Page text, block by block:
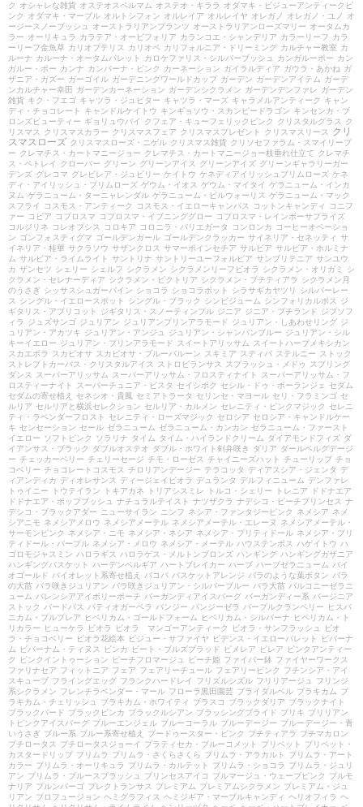
ク
オシャレな雑貨 オステオスペルマム オステオ・キララ
オダマキ・ビジューアンティークピ
ンク
オダマキ・マーブル オルトシフォン オルレイア オルレイヤ オレガノ オレガノ・ユノ
オ
ージースノーブッシュ
オーストラリアンプランツ オーストラリアンローズマリー オータムカ
ラー オーリキュラ カラテア・オービフォリア カランコエ・シャンデリア カラーリーフ カラ
ーリーフ金魚草 カリオプテリス カリオペ カリフォルニア・ドリーミング カルチャー教室 カ
ルーナ カルーナ・オータムパレット カロケファリス・シルバーブッシュ カンガルーポー カン
ガルー・ポー カンナ カンパーナ・ピンク カーネーション ガイラルディア ガウラ・あかね ガ
ザニア・ガズー ガーゴイル ガーデニングワールドカップ ガーデン ガーデンアイテム ガーデ
ンカルチャー幸田
ガーデンカーネーション ガーデンシクラメン ガーデンデンファレ ガーデン
雑貨 キク・フエゴ キャツラ・ジュピター キャツラ・マーズ キャラメルアンティーク
キャン
ディ・チョコレート
キャンドルケイトウ キンギョソウ・スカンピードラゴン キンセンカ・ブ
ロンズビューティー ギョリュウバイ クフェア・キューフェリックピンク クリスタルグラス
ク
リスマス
クリスマスカラー クリスマスフェア クリスマスプレゼント クリスマスリース
クリ
スマスローズ クリスマスローズ・ニゲル クリスマス雑貨 クリソセファラム・スマイリープ
ー クレマチス・カートマニージョー クレマチス・カートマニージョー枝垂れ仕立て クレマチ
ス・ペトレイ
クローバー グリーン グリーンアイス グリーンアイズ グリーンギャラリーガー
デンズ グレコマ グレビレア・ジュビリー ケイトウ ケネディアイリッシュプリムローズ ケネ
ディ・アイリッシュ・プリムローズ ゲウム・イオス ゲウム・マイタイ ゲラニューム・インカ
ヌム ゲラニューム・ターニャレンダル ゲラニューム・ビルウォーリス ゲラニューム・マック
スフライ
コスモス・アンティーク コスモス・イエローキャンパス コットンキャンディ
コニフ
ァー
コピア コプロスマ コプロスマ・イブニンググロー
コプロスマ・レインボーサプライズ
コルジリネ
コレオプシス コロキア コロニラ・バリエガータ コンロンカ
コーヒーオベーショ
ン ゴンフォスティグマ ゴールデンガール ゴールデンクラッカー サイネリア・セネッティ サ
イネリア・桂華 サクラソウ サザンクロス サマーポインセチア サルビア サルビア・ホルミナ
ム サルビア・ライムライト サントリナ サントリーユーフォルビア サンブリテニア サンユウ
カ ザンセツ シェリー シェルフ シクラメン シクラメンリーフビオラ シクラメン・オリガミ
シ
クラメン・セレナーディア シクラメン・ビクトリア シクラメン・プチティアラ
シクラメン月
のうさぎ シッサスシュガーバイン ショコラ ショコラポット シラサギカヤツリ
シルバーレー
ス
シングル・イエロースポット シングル・ブラック シンビジューム シンフォリカルポス
ジ
ギタリス・アプリコット
ジギタリス・スノーティンプル ジニア ジニア・プチランド ジプソフ
ィラ
ジュズサンゴ ジュリアン ジュリアンプリンアラモード ジュリアン・しあわせリング ジ
ュリアン・アカツキ ジュリアン・アンジュ ジュリアン・シャンパンブルー ジュリアン・シル
キーイエロー ジュリアン・プリンアラモード スイートアリッサム
スイートハーブメキシカン
スカエボラ
スカビオサ スカビオサ・ブルーバルーン スキミア スティパ ステルニー
ストック
ストレプトカーパス・クリスタルアイス
ストロビランサス スプラッシュ・メドゥ
スプリング
ダンス
スーパーアリッサム スーパーアリッサム・フロスティナイト
スーパーアリッサム・フ
ロスティーナイト
スーパーチュニア・ビスタ セイシボク セシル・ドゥ・ボーランジェ
セダム
セダムの寄せ植え
セネシオ・貴鳳 セミアトラータ セリンセ・マヨール セリ・フラミンゴ セ
ルリア セルリアと横浜セレクション セルリア・カルメン セレニティ・ピンクマジック
セレニ
ティ・ラベンダーフロスト
セレニティ・ローズマジック セロシア セロシア・キャンドルケー
キ センセーション セール ゼラニューム ゼラニューム・カンカン ゼラニューム・ファースト
イエロー ソフトピンク ソラリナ タイム タイム・ハイランドクリーム ダイアモンドフィズ ダ
イアンサス・ブラック
ダブルオステオ ダブル・ホワイト剣弁咲き ダリア ダールベルグデージ
ー チェッカーベリー チェリーセージ チモ・ローゼス チャイニーズハット チューリップ チョ
コベリー チョコレートコスモス チロリアンデージー テラコッタ ディアスシア・ジェンタ
デ
ィアンディカ ディオレサンス ディージェイビオラ デュランタ デルフィニューム デンファレ
トゥイニー
トウテイラン トキアカネ トリアシスミレ トルコ・シェリー トレニア
ドドナエア
ドドナエア・ポップブッシュ
ナチュラルテイスト ナツザクラ ナデシコ・ピーチプリンセス ナ
デシコ・ブラックアダー
ニューサイラン ニンフ ネシア・ファンタジーピンク ネメシア ネメ
シアニモ ネメシアメロウ ネメシアメーテル ネメシアメーテル・エレーヌ
ネメシアメーテル・
サーモンピンク
ネメシア・ニモ ネメシア・ネシア ネメシア・プリティドール ネメシア・プリ
ティドール・パープル ネメシア・メロウ ネメシア・メーテル ハウステンボス ハゲイトウ ハ
ゴロモジャスミン ハロラギス ハロラゲス・メルトンブロンズ ハンギング ハンギングガザニア
ハンギングバスケット
ハーデンベルギア ハートブレイカー ハーブ ハーブゼラニューム バイ
オゴールド バイオレット系寄せ植え バコパ バスケットアレンジ バラのような葉ボタン バラ
の大苗 バラ咲きジュリアン バラ咲きジュリアン・シルバーブルー バラ大苗 バルコニーゼラニ
ューム バレンシアアイボリーポーチ バーガンディアイスバーグ バーガンディー系 バージニア
ストック
バードバス パティオガーベラ パンジー パンジーゼラ パープルクランベリー
ヒスパ
ニカム・プルプレア
ヒペリカム・ゴールドフォーム ヒペリカム・シルバーナ
ヒペリカム・ト
リカラー
ヒューケラ ビオラ ビオラ マンゴーアンティーク ビオラ・サンフラッシュ
ビオ
ラ・チョコベリー
ビオラ花絵本 ビジュー・サファイヤ ビデンス・イエローパレット
ビバーナ
ム
ビバーナム・ティヌス ビンカ ビート・ブルズブラッド ピメレア ピレア
ピンクアンティー
ク
ピンクイントゥーション ピーチフロマージュ ピーチ姫 ファイバー鉢 ファイヤーワークス
ファリナセア フィットニア フェア フェアリーチュール フェアリーピンク
フチンシア・アイ
スキューブ フライングエッグ フランクハードレイ フリズルシズル フリリアージュ
フリンジ
系シクラメン フレンチラベンダー・マール フローラ黒田園芸 ブライダルベル ブラキカム ブ
ラキカム・チェリッシュ
ブラキカム・ホワイティ ブラスコ ブラックダリア ブラックナイト
ブラックバード ブラックビンカ ブラックルシアン ブラッシングブライド ブリキ ブリリアン
トピンクアイスバーグ ブルーエンジェル ブルーコーラル ブルーデージー ブルーデージー・青
いうさぎ ブルー系 ブルー系寄せ植え ブードゥースター・ピンク プチティアラ
プチマカロン
プチロータス
プチロータスジョーイ プラティセカ・ブルーコメット プリペット
プリペット・
カスタードリップ プリムラ プリムラ・さくらさくら プリムラ・アラカルト
プリムラ・アート
カラー プリムラ・オーリキュラ プリムラ・カルテット プリムラ・ショコラ
プリムラ・ジュリ
アン プリムラ・ブルースプラッシュ プリンセスアイコ プルマージュ・ウェーブピンク
プルモ
ナリア プルンパーゴ プレクトランサス プレミアム プレミアムシクラメン プレミアム・ジュ
リアン プロフュージョン ヘミグラフィス ヘミジギア・マーブルキャンディ ヘリオフィラ ヘ